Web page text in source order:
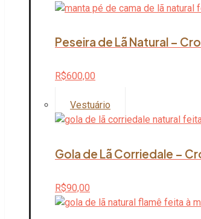
Peseira de Lã Natural –
R$600,00
Vestuário
Gola de Lã Corriedale –
R$90,00